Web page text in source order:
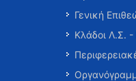
Γενική
Κλάδοι Λ.Σ.